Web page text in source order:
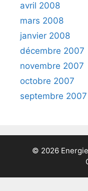
avril 2008
mars 2008
janvier 2008
décembre 2007
novembre 2007
octobre 2007
septembre 2007
© 2026